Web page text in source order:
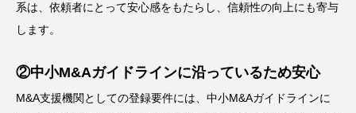
系は、依頼者にとって安心感をもたらし、信頼性の向上にも寄与
します。
②中小M&Aガイドラインに沿っているため安心
M&A支援機関としての登録要件には、中小M&Aガイドラインに